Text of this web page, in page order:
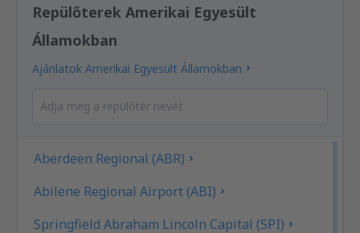
Repülőterek Amerikai Egyesült
Államokban
Ajánlatok Amerikai Egyesült Államokban
Aberdeen Regional (ABR)
Abilene Regional Airport (ABI)
Springfield Abraham Lincoln Capital (SPI)